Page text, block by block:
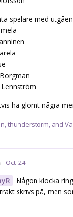
spelare med
ha glömt några
,thunderstorm, and
Oct '24
Någon klocka
skrivs på, men